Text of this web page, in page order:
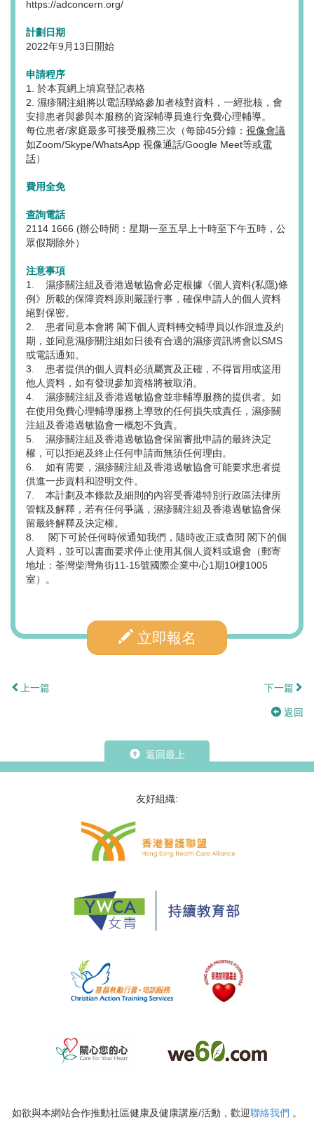
https://adconcern.org/
計劃日期
2022年9月13日開始
申請程序
1. 於本頁網上填寫登記表格
2. 濕疹關注組將以電話聯絡參加者核對資料，一經批核，會
安排患者與參與本服務的資深輔導員進行免費心理輔導。
每位患者/家庭最多可接受服務三次（每節45分鐘： 視像會議
如Zoom/Skype/WhatsApp 視像通話/Google Meet等或電
話）
費用全免
查詢電話
2114 1666 (辦公時間：星期一至五早上十時至下午五時，公
眾假期除外）
注意事項
1. 濕疹關注組及香港過敏協會必定根據《個人資料(私隱)條
例》所載的保障資料原則嚴謹行事，確保申請人的個人資料
絕對保密。
2. 患者同意本會將 閣下個人資料轉交輔導員以作跟進及約
期，並同意濕疹關注組如日後有合適的濕疹資訊將會以SMS
或電話通知。
3. 患者提供的個人資料必須屬實及正確，不得冒用或盜用
他人資料，如有發現參加資格將被取消。
4. 濕疹關注組及香港過敏協會並非輔導服務的提供者。如
在使用免費心理輔導服務上導致的任何損失或責任，濕疹關
注組及香港過敏協會一概恕不負責。
5. 濕疹關注組及香港過敏協會保留審批申請的最終決定
權，可以拒絕及終止任何申請而無須任何理由。
6. 如有需要，濕疹關注組及香港過敏協會可能要求患者提
供進一步資料和證明文件。
7. 本計劃及本條款及細則的內容受香港特別行政區法律所
管轄及解釋，若有任何爭議，濕疹關注組及香港過敏協會保
留最終解釋及決定權。
8. 閣下可於任何時候通知我們，隨時改正或查閱 閣下的個
人資料，並可以書面要求停止使用其個人資料或退會（郵寄
地址：荃灣柴灣角街11-15號國際企業中心1期10樓1005
室）。
立即報名
上一篇 下一篇
返回
返回最上
友好組織:
如欲與本網站合作推動社區健康及健康講座/活動，歡迎聯絡我們 。